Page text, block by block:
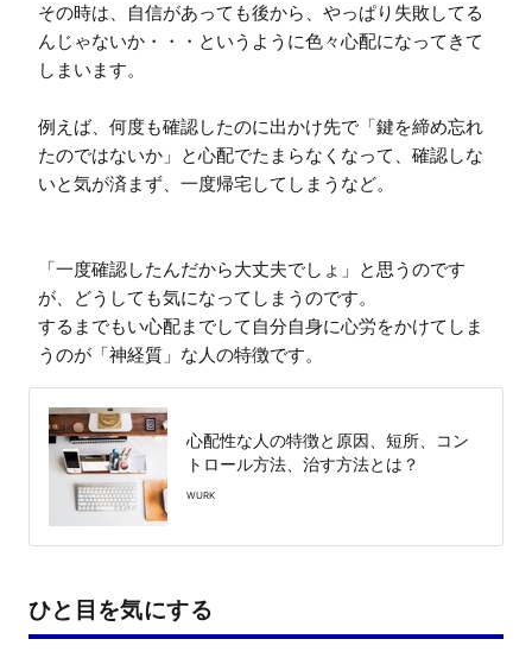
その時は、自信があっても後から、やっぱり失敗してる
んじゃないか・・・というように色々心配になってきて
しまいます。
例えば、何度も確認したのに出かけ先で「鍵を締め忘れ
たのではないか」と心配でたまらなくなって、確認しな
いと気が済まず、一度帰宅してしまうなど。
「一度確認したんだから大丈夫でしょ」と思うのです
が、どうしても気になってしまうのです。
するまでもい心配までして自分自身に心労をかけてしま
うのが「神経質」な人の特徴です。
心配性な人の特徴と原因、短所、コン
トロール方法、治す方法とは？
WURK
ひと目を気にする